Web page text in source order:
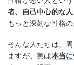
者、自己中心的な人
もっと深刻な性格
そんな人たちは、
ますが、実は本当